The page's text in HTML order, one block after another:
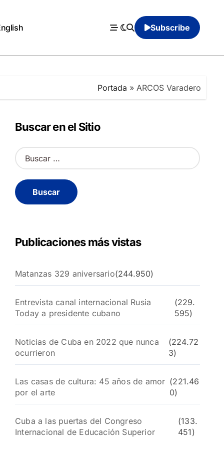
Subscribe
Portada » ARCOS Varadero
Buscar en el Sitio
B
u
c
a
Publicaciones más vistas
Matanzas 329 aniversario(244.950)
Entrevista canal internacional Rusia
Today a presidente cubano
(229.
595)
Noticias de Cuba en 2022 que nunca
ocurrieron
(224.72
3)
Las casas de cultura: 45 años de amor
por el arte
(221.46
0)
Cuba a las puertas del Congreso
Internacional de Educación Superior
(133.
451)